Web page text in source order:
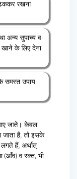
रखना
अन्य सुपाच्य व
के लिए देना
समस्त उपाय
जाते। केवल
जाता है, तो इसके
हैं, अर्थात्
(आँव) व रक्त, भी